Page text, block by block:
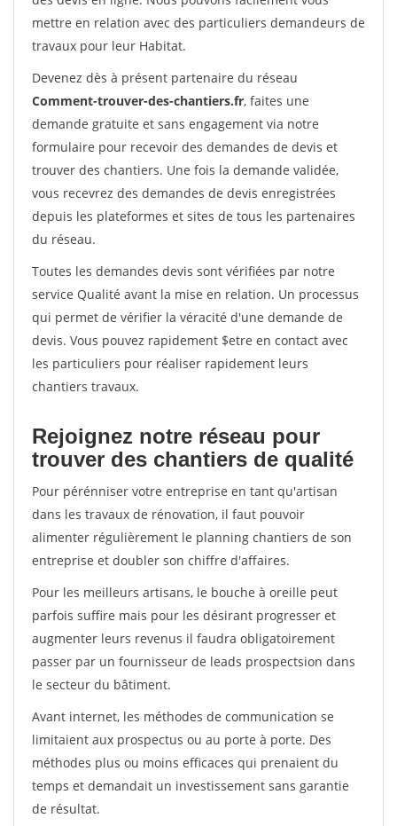
mettre en relation avec des particuliers demandeurs de
travaux pour leur Habitat.
Devenez dès à présent partenaire du réseau
Comment-trouver-des-chantiers.fr, faites une
demande gratuite et sans engagement via notre
formulaire pour recevoir des demandes de devis et
trouver des chantiers. Une fois la demande validée,
vous recevrez des demandes de devis enregistrées
depuis les plateformes et sites de tous les partenaires
du réseau.
Toutes les demandes devis sont vérifiées par notre
service Qualité avant la mise en relation. Un processus
qui permet de vérifier la véracité d'une demande de
devis. Vous pouvez rapidement $etre en contact avec
les particuliers pour réaliser rapidement leurs
chantiers travaux.
Rejoignez notre réseau pour
trouver des chantiers de qualité
Pour pérénniser votre entreprise en tant qu'artisan
dans les travaux de rénovation, il faut pouvoir
alimenter régulièrement le planning chantiers de son
entreprise et doubler son chiffre d'affaires.
Pour les meilleurs artisans, le bouche à oreille peut
parfois suffire mais pour les désirant progresser et
augmenter leurs revenus il faudra obligatoirement
passer par un fournisseur de leads prospectsion dans
le secteur du bâtiment.
Avant internet, les méthodes de communication se
limitaient aux prospectus ou au porte à porte. Des
méthodes plus ou moins efficaces qui prenaient du
temps et demandait un investissement sans garantie
de résultat.